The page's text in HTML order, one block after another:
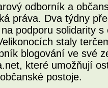
odborník a
práva. Dva týdny
podporu solidarity
staly
blogování ve své
které umožňují
postoje.